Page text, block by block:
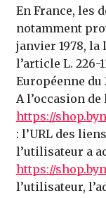
En France, les
notamment
janvier 1978, la
l’article L. 226-
Européenne du
A l’occasion
https://
: l’URL des
l’utilisateur a
https://
l’utilisateur,